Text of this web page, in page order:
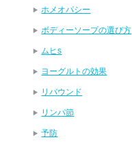
ホメオパシー
ボディーソープの選び方
ムヒs
ヨーグルトの効果
リバウンド
リンパ節
予防